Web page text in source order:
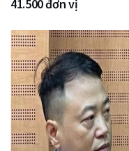
41.500 đơn vị